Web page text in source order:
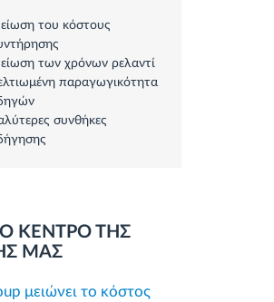
του κόστους
των χρόνων ρελαντί
παραγωγικότητα
συνθήκες
ΚΕΝΤΡΟ ΤΗΣ
ΜΑΣ
μειώνει το κόστος